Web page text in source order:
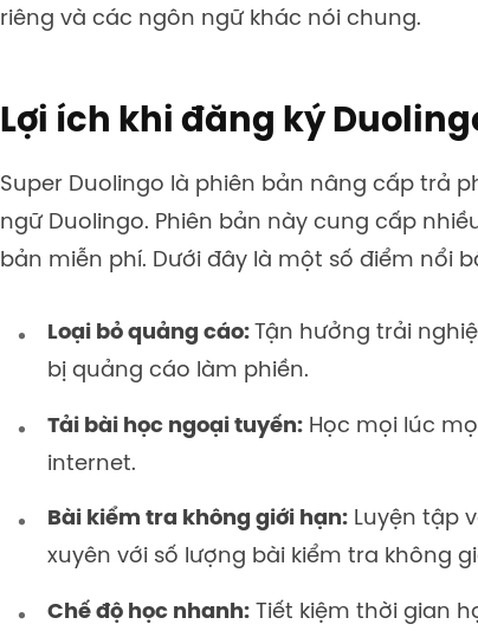
riêng và các ngôn ngữ khác nói chung.
Lợi ích khi đăng ký
Super Duolingo là phiên bản nâng cấp trả
ngữ Duolingo. Phiên bản này cung cấp
bản miễn phí. Dưới đây là một số điểm nổi
Loại bỏ quảng cáo: Tận hưởng trải
bị quảng cáo làm phiền.
Tải bài học ngoại tuyến: Học mọi lúc
internet.
Bài kiểm tra không giới hạn: Luyện tập
xuyên với số lượng bài kiểm tra không
Chế độ học nhanh: Tiết kiệm thời gian